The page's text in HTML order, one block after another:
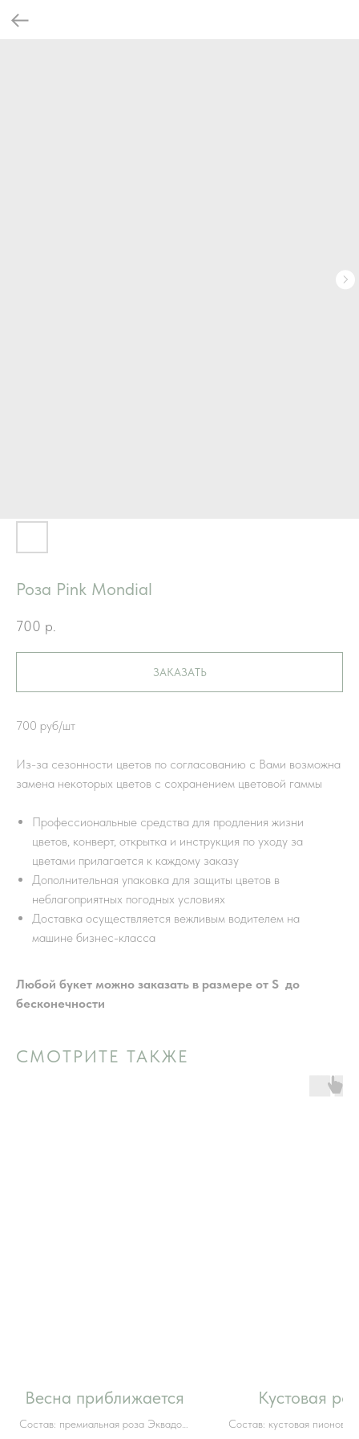
Роза Pink Mondial
700 р.
ЗАКАЗАТЬ
700 руб/шт
Из-за сезонности цветов по согласованию с Вами возможна
замена некоторых цветов с сохранением цветовой гаммы
Профессиональные средства для продления жизни
цветов, конверт, открытка и инструкция по уходу за
цветами прилагается к каждому заказу
Дополнительная упаковка для защиты цветов в
неблагоприятных погодных условиях
Доставка осуществляется вежливым водителем на
машине бизнес-класса
Любой букет можно заказать в размере от S до
бесконечности
СМОТРИТЕ ТАКЖЕ
Весна приближается
Состав: премиальная роза Эквадор,
Кустовая
Состав: кустовая